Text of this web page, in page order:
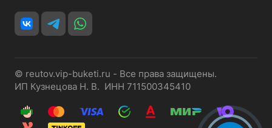
© reutov.vip-buketi.ru - Все права защищены.
ИП Кузнецова Н. В. ИНН 711500345410